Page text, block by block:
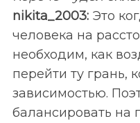
nikita_2003:Это
человека на
необходим, как
перейти ту грань,
зависимостью.
балансировать на